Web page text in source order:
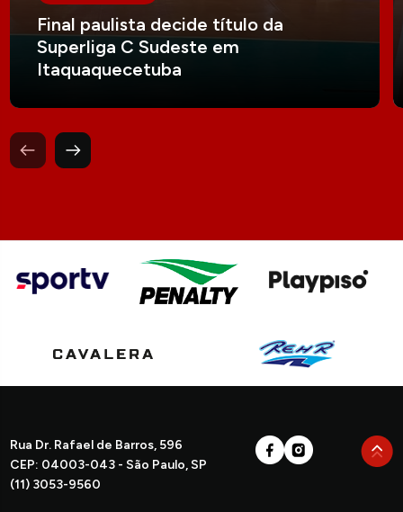
Final paulista decide título da
Superliga C Sudeste em
Itaquaquecetuba
Rua Dr. Rafael de Barros, 596
CEP: 04003-043 - São Paulo, SP
(11) 3053-9560